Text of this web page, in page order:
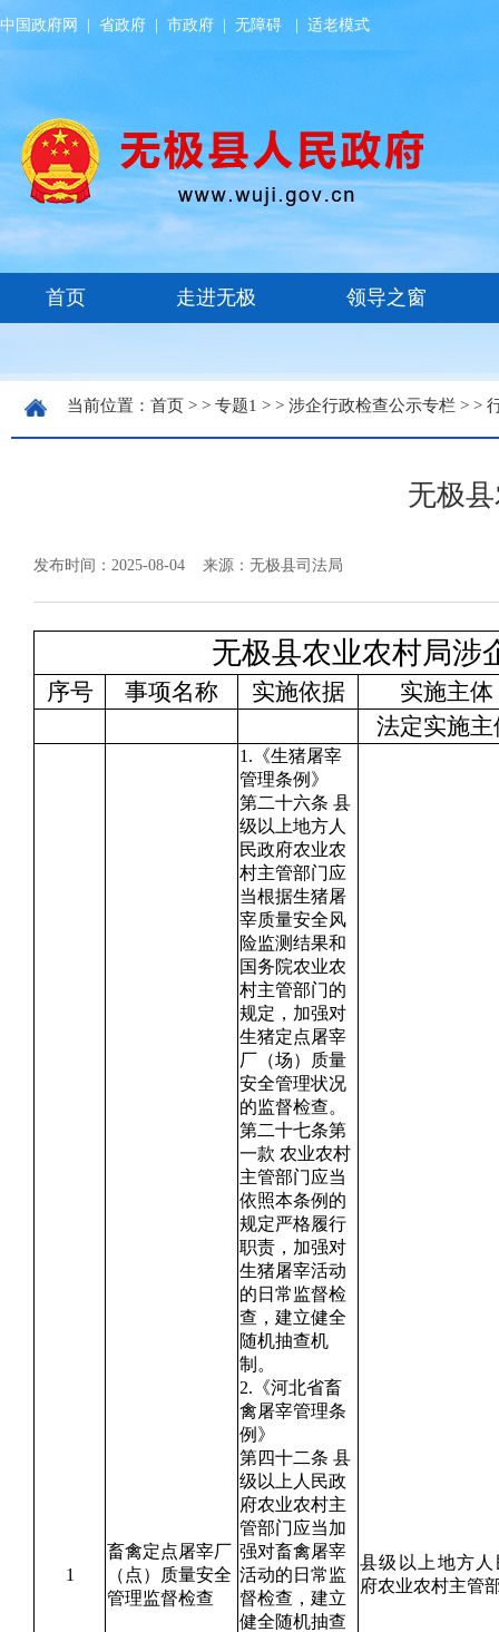
中国政府网 省政府 市政府 无障碍 适老模式
当前位置： 首页 > > 专题1 > > 涉企行政检查公示专栏 > >
无极
发布时间：2025-08-04 来源：无极县司法局
无极县农业农村局涉
序号 事项名称 实施依据
实施主体
法定实施主
1
畜禽定点屠宰厂
（点）质量安全
管理监督检查
1.《生猪屠宰
管理条例》
第二十六条 县
级以上地方人
民政府农业农
村主管部门应
当根据生猪屠
宰质量安全风
险监测结果和
国务院农业农
村主管部门的
规定，加强对
生猪定点屠宰
厂（场）质量
安全管理状况
的监督检查。
第二十七条第
一款 农业农村
主管部门应当
依照本条例的
规定严格履行
职责，加强对
生猪屠宰活动
的日常监督检
查，建立健全
随机抽查机
制。
2.《河北省畜
禽屠宰管理条
例》
第四十二条 县
级以上人民政
府农业农村主
管部门应当加
强对畜禽屠宰
活动的日常监
督检查，建立
健全随机抽查
县级以上地方人
府农业农村主管